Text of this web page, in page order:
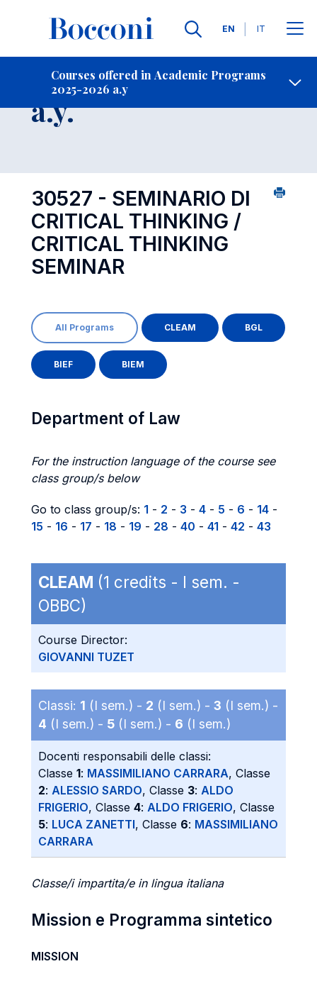
Languages
EN IT
Courses offered in Academic Programs
2025-2026 a.y
Contact Us
Course 2025-2026
a.y.
30527 - SEMINARIO DI
CRITICAL THINKING /
CRITICAL THINKING
SEMINAR
All Programs CLEAM BGL
BIEF BIEM
Department of Law
For the instruction language of the course see
class group/s below
Go to class group/s: 1 - 2 - 3 - 4 - 5 - 6 - 14 -
15 - 16 - 17 - 18 - 19 - 28 - 40 - 41 - 42 - 43
CLEAM (1 credits - I sem. -
OBBC)
Course Director:
GIOVANNI TUZET
Classi: 1 (I sem.) - 2 (I sem.) - 3 (I sem.) -
4 (I sem.) - 5 (I sem.) - 6 (I sem.)
Docenti responsabili delle classi:
Classe 1: MASSIMILIANO CARRARA, Classe
2: ALESSIO SARDO, Classe 3: ALDO
FRIGERIO, Classe 4: ALDO FRIGERIO, Classe
5: LUCA ZANETTI, Classe 6: MASSIMILIANO
CARRARA
Classe/i impartita/e in lingua italiana
Mission e Programma sintetico
MISSION